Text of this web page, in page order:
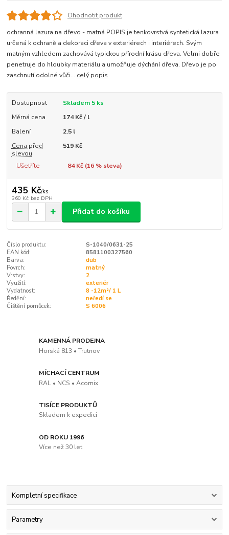
Ohodnotit produkt
ochranná lazura na dřevo - matná POPIS je tenkovrstvá syntetická lazura
určená k ochraně a dekoraci dřeva v exteriérech i interiérech. Svým
matným vzhledem zachovává typickou přírodní krásu dřeva. Velmi dobře
penetruje do hloubky materiálu a umožňuje dýchání dřeva. Dřevo je po
zaschnutí odolné vůči... celý popis
Dostupnost
Skladem 5 ks
Měrná cena
174 Kč / l
Balení
2.5 l
Cena před
slevou
519 Kč
Ušetříte 84 Kč (16% sleva)
435 Kč/ks
360 Kč bez DPH
Přidat do košíku
Číslo produktu:
S-1040/0631-25
EAN kód:
8581100327560
Barva:
dub
Povrch:
matný
Vrstvy:
2
Využití:
exteriér
Vydatnost:
8 -12m²/ 1 L
Ředění:
neředí se
Čištění pomůcek:
S 6006
KAMENNÁ PRODEJNA
Horská 813 • Trutnov
MÍCHACÍ CENTRUM
RAL • NCS • Acomix
TISÍCE PRODUKTŮ
Skladem k expedici
OD ROKU 1996
Více než 30 let
Kompletní specifikace
Parametry